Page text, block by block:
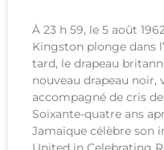
À 23 h 59, le 5 août
Kingston plonge dans
tard, le drapeau
nouveau drapeau
accompagné de cris
Soixante-quatre ans
Jamaïque célèbre son